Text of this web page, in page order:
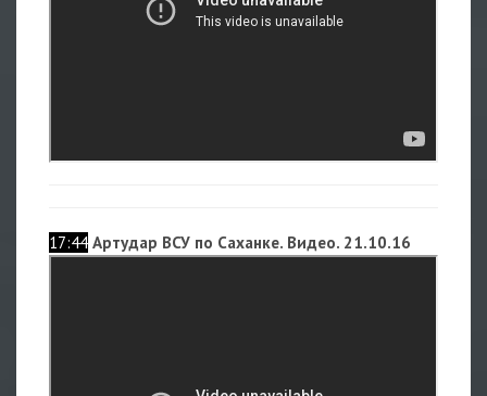
17:44 Артудар ВСУ по Саханке. Видео. 21.10.16